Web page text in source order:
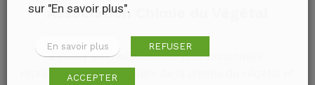
Association Chimie du Végétal
L’ACDV est l’association professionnelle
représentative de la filière de la chimie du végétal et
sur "En savoir plus".
En savoir plus REFUSER
ACCEPTER